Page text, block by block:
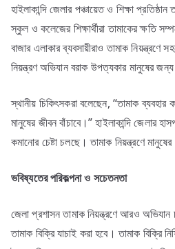
হাইলাকান্দি জেলার পঞ্চায়েত ও শিক্ষা
স্কুল ও কলেজের শিক্ষার্থীরা তামাকের ক্ষতি
বাজার এলাকার ব্যবসায়ীরাও তামাক
নিয়ন্ত্রণ অভিযান বরাক উপত্যকার মানুষের
স্থানীয় চিকিৎসকরা বলেছেন, “তামাক
মানুষের জীবন বাঁচাবে।” হাইলাকান্দি জেলার
কমানোর চেষ্টা চলছে। তামাক নিয়ন্ত্রণে
ভবিষ্যতের পরিকল্পনা ও সচেতনতা
জেলা প্রশাসন তামাক নিয়ন্ত্রণে আরও
তামাক বিক্রি যাচাই করা হবে। তামাক বিক্রি